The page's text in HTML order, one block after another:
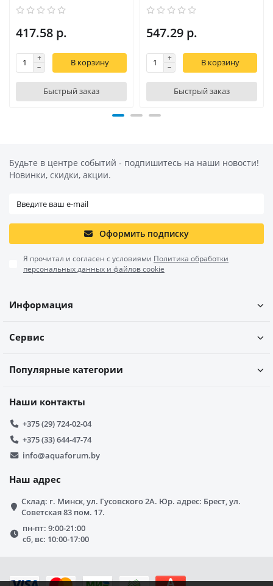
417.58 р.
В корзину
Быстрый заказ
547.29 р.
В корзину
Быстрый заказ
Будьте в центре событий - подпишитесь на наши новости!
Новинки, скидки, акции.
Оформить подписку
Я прочитал и согласен с условиями Политика обработки
персональных данных и файлов cookie
Информация
Сервис
Популярные категории
Наши контакты
+375 (29) 724-02-04
+375 (33) 644-47-74
info@aquaforum.by
Наш адрес
Склад: г. Минск, ул. Гусовского 2А. Юр. адрес: Брест, ул.
Советская 83 пом. 17.
пн-пт: 9:00-21:00
сб, вс: 10:00-17:00